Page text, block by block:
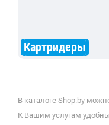
Картридеры
В каталоге Shop.by
К Вашим услугам